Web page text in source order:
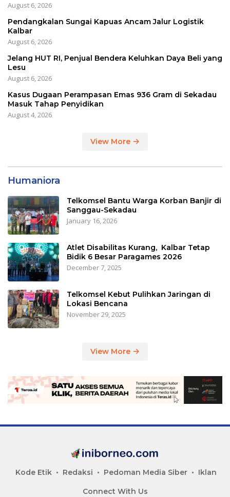
August 6, 2026
Pendangkalan Sungai Kapuas Ancam Jalur Logistik
Kalbar
August 6, 2026
Jelang HUT RI, Penjual Bendera Keluhkan Daya Beli yang
Lesu
August 6, 2026
Kasus Dugaan Perampasan Emas 936 Gram di Sekadau
Masuk Tahap Penyidikan
August 4, 2026
View More
Humaniora
Telkomsel Bantu Warga Korban Banjir di
Sanggau-Sekadau
January 16, 2026
Atlet Disabilitas Kurang, Kalbar Tetap
Bidik 6 Besar Paragames 2026
December 7, 2025
Telkomsel Kebut Pulihkan Jaringan di
Lokasi Bencana
November 29, 2025
View More
Kode Etik Redaksi Pedoman Media Siber Iklan
Connect With Us